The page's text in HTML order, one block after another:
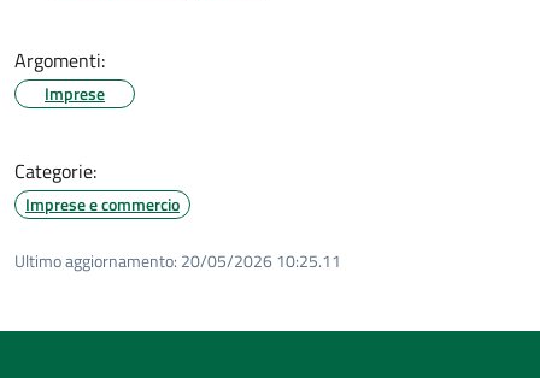
Argomenti:
Imprese
Categorie:
Imprese e commercio
Ultimo aggiornamento: 20/05/2026 10:25.11